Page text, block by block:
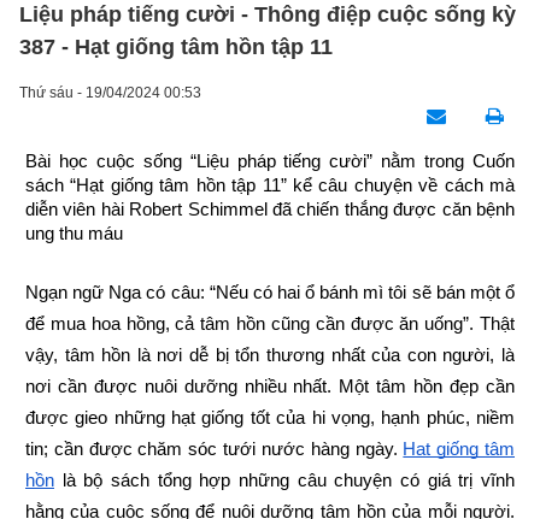
Liệu pháp tiếng cười - Thông điệp cuộc sống kỳ
387 - Hạt giống tâm hồn tập 11
Thứ sáu - 19/04/2024 00:53
Bài học cuộc sống “Liệu pháp tiếng cười” nằm trong Cuốn
sách “Hạt giống tâm hồn tập 11” kể câu chuyện về cách mà
diễn viên hài Robert Schimmel đã chiến thắng được căn bệnh
ung thu máu
Ngạn ngữ Nga có câu: “Nếu có hai ổ bánh mì tôi sẽ bán một ổ
để mua hoa hồng, cả tâm hồn cũng cần được ăn uống”. Thật
vậy, tâm hồn là nơi dễ bị tổn thương nhất của con người, là
nơi cần được nuôi dưỡng nhiều nhất. Một tâm hồn đẹp cần
được gieo những hạt giống tốt của hi vọng, hạnh phúc, niềm
tin; cần được chăm sóc tưới nước hàng ngày. Hạt giống tâm
hồn là bộ sách tổng hợp những câu chuyện có giá trị vĩnh
hằng của cuộc sống để nuôi dưỡng tâm hồn của mỗi người.